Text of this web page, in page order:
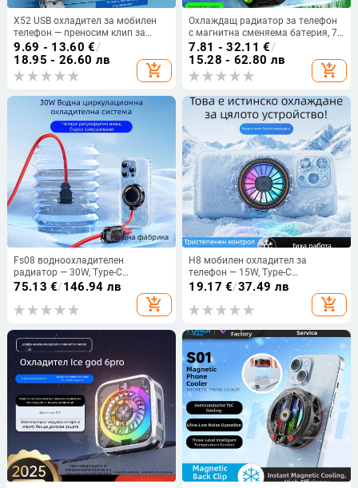
X52 USB охладител за мобилен
телефон — преносим клип за
гръб, ABS корпус, тегло 82 g,
модел X52
9.69 - 13.60 €/
18.95 - 26.60 лв
add_shopping_cart
Охлаждащ радиатор за телефон
с магнитна сменяема батерия, 7-
степенен овърклок, 18W Type-C,
75 g, модел X111
7.81 - 32.11 €/
15.28 - 62.80 лв
add_shopping_cart
Fs08 водноохладителен
радиатор — 30W, Type-C
интерфейс, 500 g, ABS +
75.13 €/146.94 лв
add_shopping_cart
H8 мобилен охладител за
телефон — 15W, Type-C
интерфейс, ABS+магнитен
материал, полупроводниково и
водно охлаждане
19.17 €/37.49 лв
add_shopping_cart